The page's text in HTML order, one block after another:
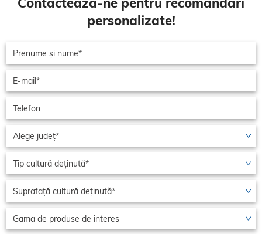
personalizate!